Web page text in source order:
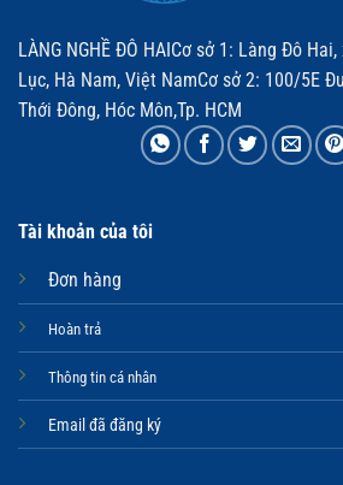
LÀNG NGHỀ ĐÔ HAICơ sở 1: Làng Đô
Lục, Hà Nam, Việt NamCơ sở 2: 100/5E
Thới Đông, Hóc Môn,Tp. HCM
Tài khoản của tôi
Đơn hàng
Hoàn trả
Thông tin cá nhân
Email đã đăng ký